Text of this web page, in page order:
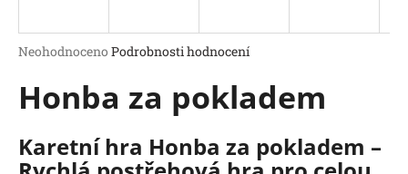
Průměrné
produktu
je
z
5
Neohodnoceno Podrobnosti hodnocení
Honba za pokladem
Karetní hra Honba za pokladem –
j
t
?